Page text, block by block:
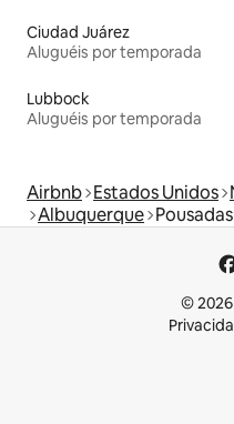
Ciudad Juárez
Aluguéis por temporada
Lubbock
Aluguéis por temporada
Airbnb Estados Unidos
Albuquerque Pousadas
©